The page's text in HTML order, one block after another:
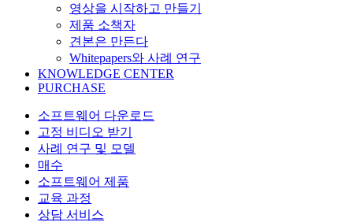
영상을 시작하고 만들기
제품 소책자
견본은 만든다
Whitepapers와 사례 연구
KNOWLEDGE CENTER
PURCHASE
소프트웨어 다운로드
고정 비디오 받기
사례 연구 및 모델
매수
소프트웨어 제품
교육 과정
상담 서비스